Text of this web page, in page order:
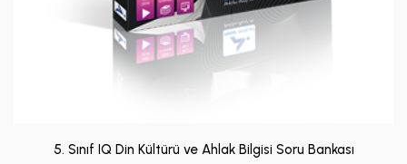
5. Sınıf IQ Din Kültürü ve Ahlak Bilgisi Soru Bankası